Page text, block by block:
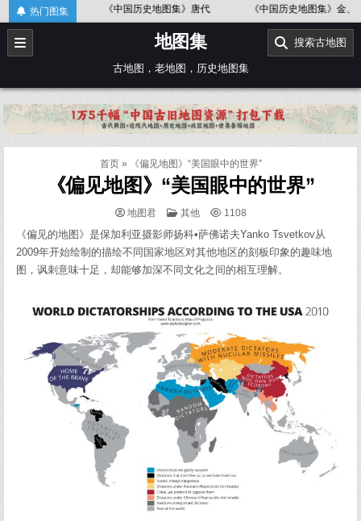
Skip
to
content
热门图集
《中国历史地图集》唐代 《中国历史地图集》金、南宋 《中国
地图集
古地图，老地图，历史地图集
搜索古地图
首页» 《偏见地图》“美国眼中的世界”
《偏见地图》“美国眼中的世界”
地图君
POSTED
其他 1108
《偏见的地图》是保加利亚摄影师扬科•萨佛诺夫Yanko Tsvetkov从
2009年开始绘制的描绘不同国家地区对其他地区的刻板印象的趣味地
图，讽刺意味十足，却能够加深不同文化之间的相互理解。